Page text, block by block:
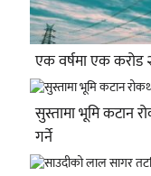
एक वर्षमा एक करोड
सुस्तामा भूमि कटान
गर्ने